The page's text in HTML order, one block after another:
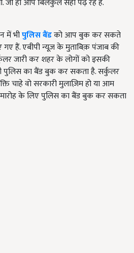
जी हां आप बिलकुल सही पढ़ रहे हैं.
में भीपुलिस बैंडको आप बुक कर सकते
गए हैं. एबीपी न्यूज़ के मुताबिक़ पंजाब की
जारी कर शहर के लोगों को इसकी
पुलिस का बैंड बुक कर सकता है. सर्कुलर
चाहे वो सरकारी मुलाज़िम हो या आम
के लिए पुलिस का बैंड बुक कर सकता